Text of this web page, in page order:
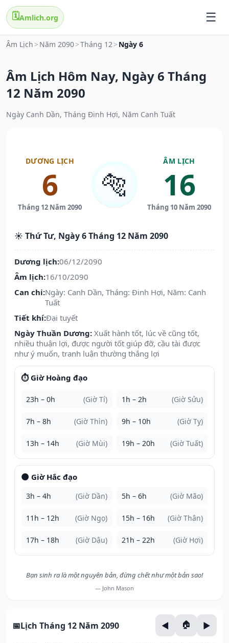
🗓️Amlich.org
Âm Lịch > Năm 2090>Tháng 12> Ngày 6
Âm Lịch Hôm Nay, Ngày 6 Tháng
12 Năm 2090
Ngày Canh Dần, Tháng Đinh Hợi, Năm Canh Tuất
DƯƠNG LỊCH
6
Tháng 12 Năm 2090
🐅
ÂM LỊCH
16
Tháng 10 Năm 2090
☀️ Thứ Tư, Ngày 6 Tháng 12 Năm 2090
Dương lịch:06/12/2090
Âm lịch:16/10/2090
Can chi:Ngày: Canh Dần, Tháng: Đinh Hợi, Năm: Canh
Tuất
Tiết khí:Đại tuyết
Ngày Thuần Dương: Xuất hành tốt, lúc về cũng tốt,
nhiều thuận lợi, được người tốt giúp đỡ, cầu tài được
như ý muốn, tranh luận thường thắng lợi
⏱️ Giờ Hoàng đạo
23h – 0h (Giờ Tí) 1h – 2h (Giờ Sửu)
7h – 8h (Giờ Thìn) 9h – 10h (Giờ Tỵ)
13h – 14h (Giờ Mùi) 19h – 20h (Giờ Tuất)
🌑 Giờ Hắc đạo
3h – 4h (Giờ Dần) 5h – 6h (Giờ Mão)
11h – 12h (Giờ Ngọ) 15h – 16h (Giờ Thân)
17h – 18h (Giờ Dậu) 21h – 22h (Giờ Hợi)
Bạn sinh ra là một nguyên bản, đừng chết như một bản sao!
— John Mason
Lịch Tháng 12 Năm 2090